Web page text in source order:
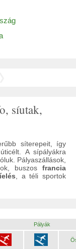
síutak,
síterepeit, így
A sípályákra
Pályaszállások,
buszos francia
, a téli sportok
Pályák